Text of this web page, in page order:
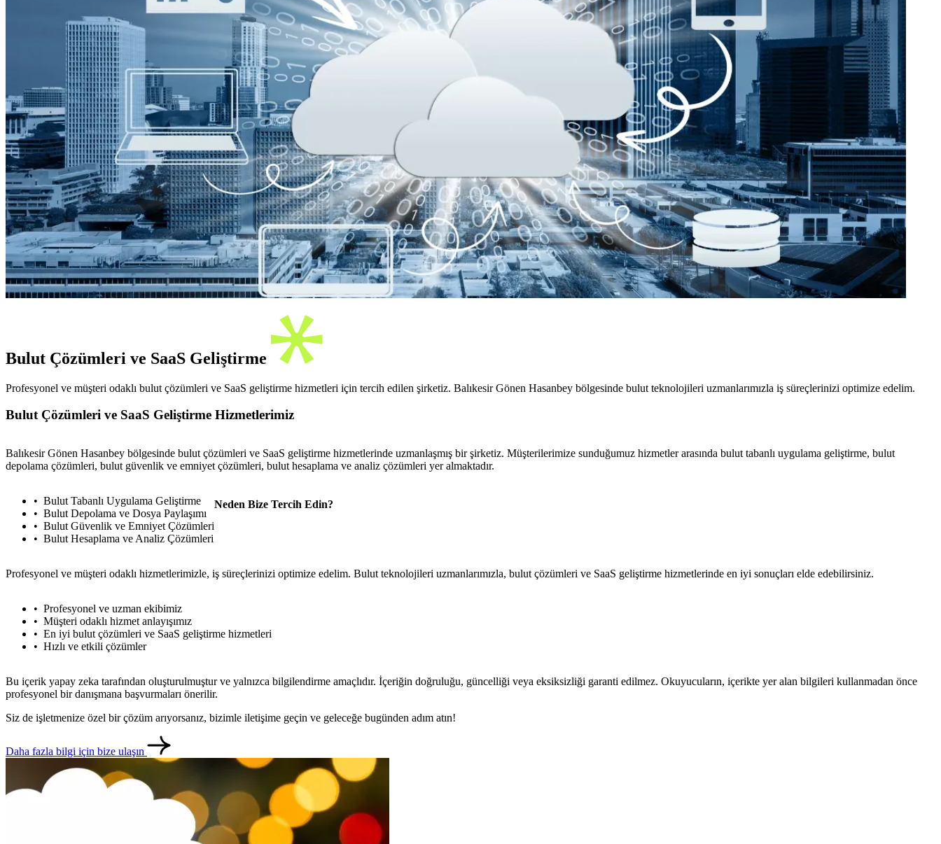
Bulut Çözümleri ve SaaS Geliştirme
Profesyonel ve müşteri odaklı bulut çözümleri ve SaaS geliştirme hizmetleri için tercih edilen şirketiz. Balıkesir Gönen Hasanbey bölgesinde bulut teknolojileri uzmanlarımızla iş süreçlerinizi optimize edelim.
Bulut Çözümleri ve SaaS Geliştirme Hizmetlerimiz
Balıkesir Gönen Hasanbey bölgesinde bulut çözümleri ve SaaS geliştirme hizmetlerinde uzmanlaşmış bir şirketiz. Müşterilerimize sunduğumuz hizmetler arasında bulut tabanlı uygulama geliştirme, bulut
depolama çözümleri, bulut güvenlik ve emniyet çözümleri, bulut hesaplama ve analiz çözümleri yer almaktadır.
Bulut Tabanlı Uygulama Geliştirme
Bulut Depolama ve Dosya Paylaşımı
Bulut Güvenlik ve Emniyet Çözümleri
Bulut Hesaplama ve Analiz Çözümleri
Neden Bize Tercih Edin?
Profesyonel ve müşteri odaklı hizmetlerimizle, iş süreçlerinizi optimize edelim. Bulut teknolojileri uzmanlarımızla, bulut çözümleri ve SaaS geliştirme hizmetlerinde en iyi sonuçları elde edebilirsiniz.
Profesyonel ve uzman ekibimiz
Müşteri odaklı hizmet anlayışımız
En iyi bulut çözümleri ve SaaS geliştirme hizmetleri
Hızlı ve etkili çözümler
Bu içerik yapay zeka tarafından oluşturulmuştur ve yalnızca bilgilendirme amaçlıdır. İçeriğin doğruluğu, güncelliği veya eksiksizliği garanti edilmez. Okuyucuların, içerikte yer alan bilgileri kullanmadan önce
profesyonel bir danışmana başvurmaları önerilir.
Siz de işletmenize özel bir çözüm arıyorsanız, bizimle iletişime geçin ve geleceğe bugünden adım atın!
Daha fazla bilgi için bize ulaşın